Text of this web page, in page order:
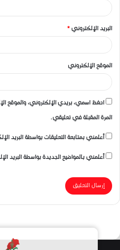
البريد الإلكتروني *
الموقع الإلكتروني
احفظ اسمي، بريدي الإلكتروني، والموقع
المرة المقبلة في تعليقي.
أعلمني بمتابعة التعليقات بواسطة البريد
أعلمني بالمواضيع الجديدة بواسطة البريد